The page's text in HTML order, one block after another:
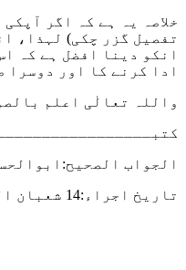
خلاصہ یہ ہے کہ اگر
تفصیل گزر چکی) لہذا،
انکو دینا افضل ہے کہ
ادا کرنے کا اور دوسرا
واللہ تعالٰی اعلم
الجواب
تاریخ اجراء:14 شعبان المعظم 1440 ھ/20 اپریل 2019 ء